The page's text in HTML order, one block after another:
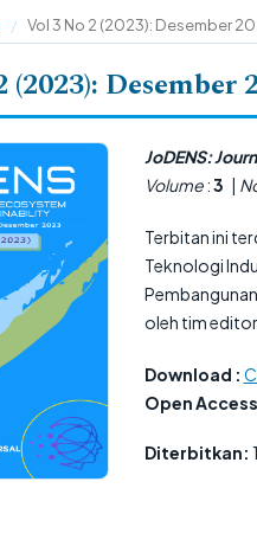
/ Vol 3 No 2 (2023): Desember
Desember
JoDENS:
Volume:3 |
Terbitan ini
Teknologi
oleh tim
Download :
Open
Diterbitkan: